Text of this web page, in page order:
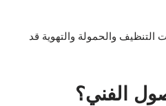
التنظيف والحمولة والتهوية قد
الفني؟